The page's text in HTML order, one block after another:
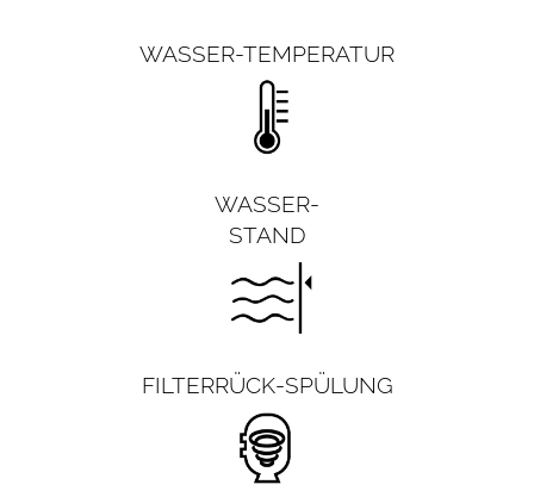
WASSER-TEMPERATUR
WASSER-
STAND
FILTERRÜCK-SPÜLUNG